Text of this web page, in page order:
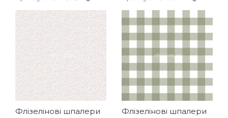
Флізелінові шпалери
Флізелінові шпалери